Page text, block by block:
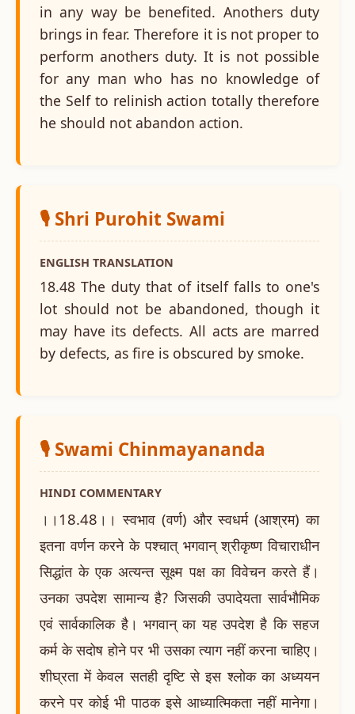
in any way be benefited. Anothers duty
brings in fear. Therefore it is not proper to
perform anothers duty. It is not possible
for any man who has no knowledge of
the Self to relinish action totally therefore
he should not abandon action.
🎙️ Shri Purohit Swami
ENGLISH TRANSLATION
18.48 The duty that of itself falls to one's
lot should not be abandoned, though it
may have its defects. All acts are marred
by defects, as fire is obscured by smoke.
🎙️ Swami Chinmayananda
HINDI COMMENTARY
।।18.48।। स्वभाव (वर्ण) और स्वधर्म (आश्रम) का
इतना वर्णन करने के पश्चात् भगवान् श्रीकृष्ण विचाराधीन
सिद्धांत के एक अत्यन्त सूक्ष्म पक्ष का विवेचन करते हैं।
उनका उपदेश सामान्य है? जिसकी उपादेयता सार्वभौमिक
एवं सार्वकालिक है। भगवान् का यह उपदेश है कि सहज
कर्म के सदोष होने पर भी उसका त्याग नहीं करना चाहिए।
शीघ्रता में केवल सतही दृष्टि से इस श्लोक का अध्ययन
करने पर कोई भी पाठक इसे आध्यात्मिकता नहीं मानेगा।